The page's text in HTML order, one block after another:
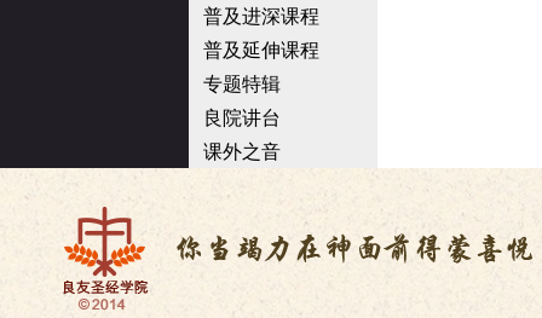
普及进深课程
普及延伸课程
专题特辑
良院讲台
课外之音